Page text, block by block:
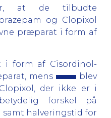
at de tilbudte
og Clopixol
præparat i form af
i form af Cisordinol-
mens
blev
der ikke er i
forskel på
halveringstid for